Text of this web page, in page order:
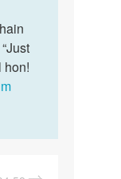
hon!